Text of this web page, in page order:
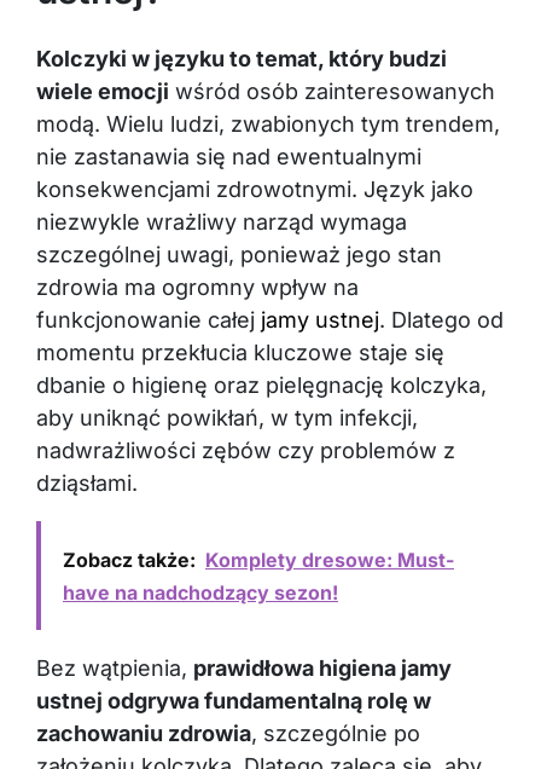
Kolczyki w języku to temat, który budzi
wiele emocjiwśród osób zainteresowanych
modą. Wielu ludzi, zwabionych tym trendem,
nie zastanawia się nad ewentualnymi
konsekwencjami zdrowotnymi. Język jako
niezwykle wrażliwy narząd wymaga
szczególnej uwagi, ponieważ jego stan
zdrowia ma ogromny wpływ na
funkcjonowanie całej jamy ustnej . Dlatego od
momentu przekłucia kluczowe staje się
dbanie o higienę oraz pielęgnację kolczyka,
aby uniknąć powikłań, w tym infekcji,
nadwrażliwości zębów czy problemów z
dziąsłami.
have na nadchodzący sezon!
Bez wątpienia,
prawidłowa higiena jamy
ustnej odgrywa fundamentalną rolę w
zachowaniu zdrowia
, szczególnie po
założeniu kolczyka. Dlatego zaleca się, aby